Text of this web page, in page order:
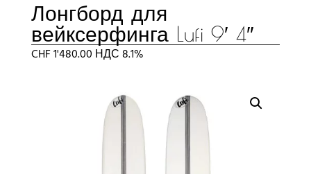
Лонгборд для
вейксерфинга Lufi 9′ 4″
CHF1'480.00 НДС 8.1%